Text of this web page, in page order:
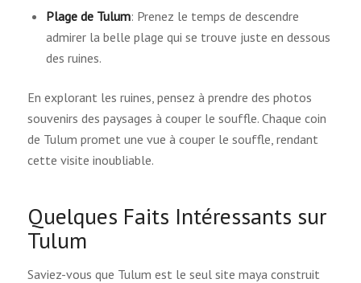
Plage de Tulum: Prenez le temps de descendre
admirer la belle plage qui se trouve juste en dessous
des ruines.
En explorant les ruines, pensez à prendre des photos
souvenirs des paysages à couper le souffle. Chaque coin
de Tulum promet une vue à couper le souffle, rendant
cette visite inoubliable.
Quelques Faits Intéressants sur
Tulum
Saviez-vous que Tulum est le seul site maya construit